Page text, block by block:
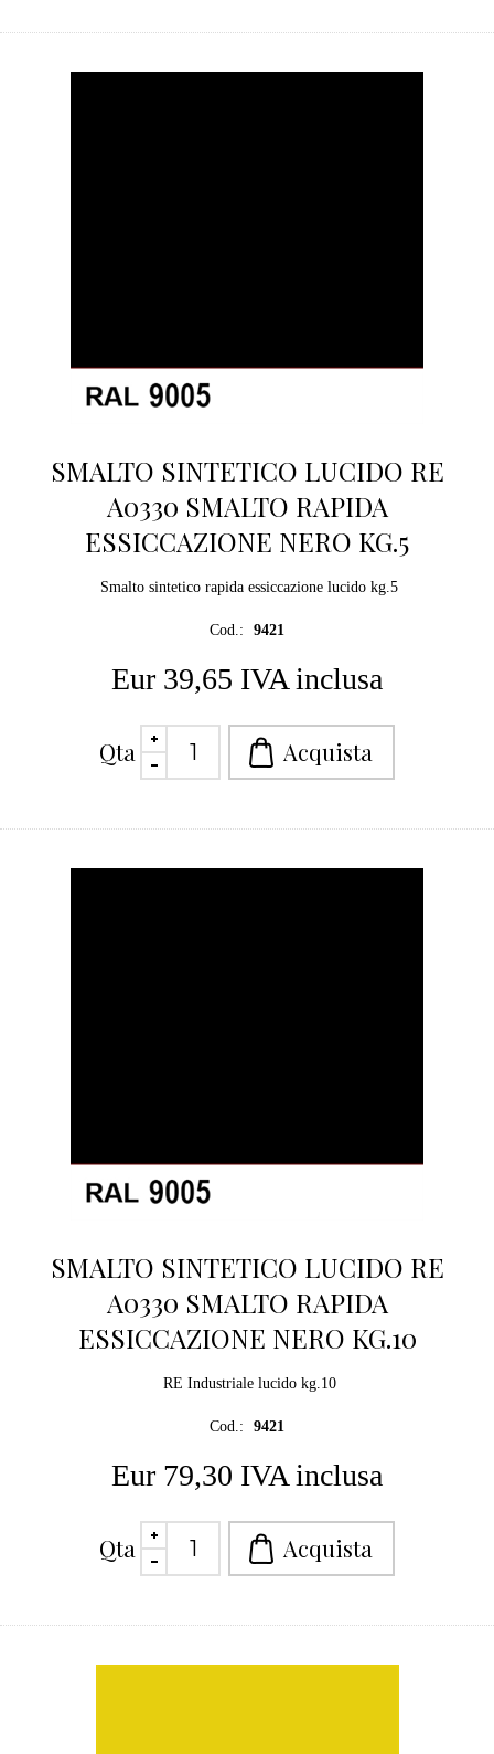
SMALTO SINTETICO LUCIDO RE
A0330 SMALTO RAPIDA
ESSICCAZIONE NERO KG.5
Smalto sintetico rapida essiccazione lucido kg.5
Cod.: 9421
Eur 39,65 IVA inclusa
Qta
SMALTO SINTETICO LUCIDO RE
A0330 SMALTO RAPIDA
ESSICCAZIONE NERO KG.10
RE Industriale lucido kg.10
Cod.: 9421
Eur 79,30 IVA inclusa
Qta